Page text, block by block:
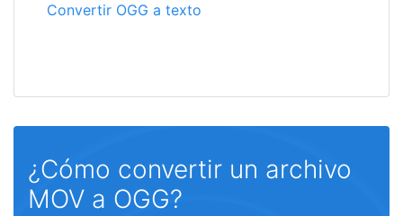
Convertir OGG a texto
¿Cómo convertir un archivo
MOV a OGG?